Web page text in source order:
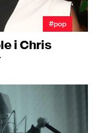
#pop
i Chris